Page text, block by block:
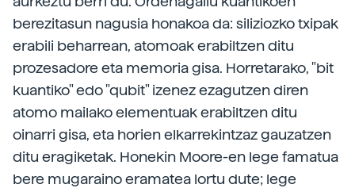
berezitasun nagusia honakoa da: siliziozko txipak
erabili beharrean, atomoak erabiltzen ditu
prozesadore eta memoria gisa. Horretarako, "bit
kuantiko" edo "qubit" izenez ezagutzen diren
atomo mailako elementuak erabiltzen ditu
oinarri gisa, eta horien elkarrekintzaz gauzatzen
ditu eragiketak. Honekin Moore-en lege famatua
bere mugaraino eramatea lortu dute; lege